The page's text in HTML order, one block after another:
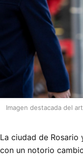
Imagen destacada del
La ciudad de Rosario
con un notorio